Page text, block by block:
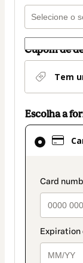
Cupom de
Tem
Escolha a
Cartão
selecionado
pagamento